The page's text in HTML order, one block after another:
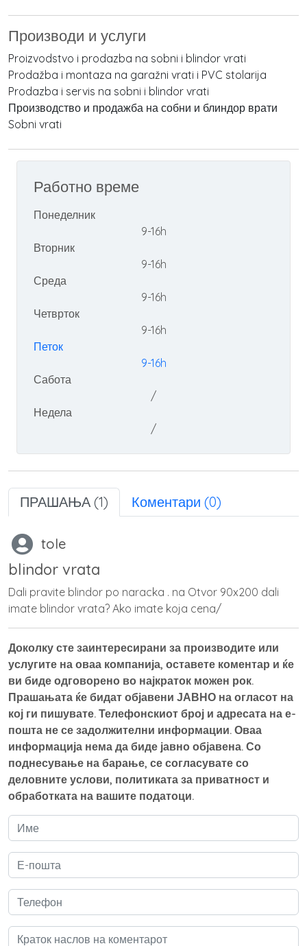
Производи и услуги
Proizvodstvo i prodazba na sobni i blindor vrati
Prodažba i montaza na garažni vrati i PVC stolarija
Prodazba i servis na sobni i blindor vrati
Производство и продажба на собни и блиндор врати
Sobni vrati
Работно време
Понеделник
9-16h
Вторник
9-16h
Среда
9-16h
Четврток
9-16h
Петок
9-16h
Сабота
/
Недела
/
ПРАШАЊА (1) Коментари (0)
tole
blindor vrata
Dali pravite blindor po naracka . na Otvor 90x200 dali
imate blindor vrata? Ako imate koja cena/
Доколку сте заинтересирани за производите или
услугите на оваа компанија, оставете коментар и ќе
ви биде одговорено во најкраток можен рок.
Прашањата ќе бидат објавени ЈАВНО на огласот на
кој ги пишувате. Телефонскиот број и адресата на е-
пошта не се задолжителни информации. Оваа
информација нема да биде јавно објавена. Со
поднесување на барање, се согласувате со
деловните услови, политиката за приватност и
обработката на вашите податоци.